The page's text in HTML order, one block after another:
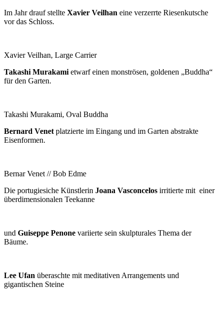
Im Jahr drauf stellte Xavier Veilhan eine verzerrte Riesenkutsche
vor das Schloss.
Xavier Veilhan, Large Carrier
Takashi Murakami etwarf einen monströsen, goldenen „Buddha“
für den Garten.
Takashi Murakami, Oval Buddha
Bernard Venet platzierte im Eingang und im Garten abstrakte
Eisenformen.
Bernar Venet // Bob Edme
Die portugiesiche Künstlerin Joana Vasconcelos irritierte mit einer
überdimensionalen Teekanne
und Guiseppe Penone variierte sein skulpturales Thema der
Bäume.
Lee Ufan überaschte mit meditativen Arrangements und
gigantischen Steine